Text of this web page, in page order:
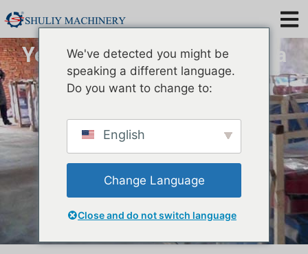
Yemlik Böcek Pupa Sıralama
Makinesi
We've detected you might be
speaking a different language.
Do you want to change to:
English
Change Language
Close and do not switch language